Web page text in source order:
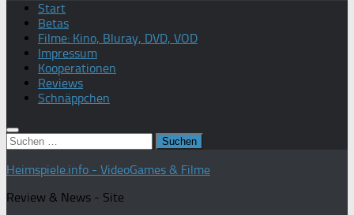
Start
Betas
Filme: Kino, Bluray, DVD, VOD
Impressum
Kooperationen
Reviews
Schnäppchen
Suchen
nach:
Heimspiele.info - VideoGames & Filme
Review & News - Site